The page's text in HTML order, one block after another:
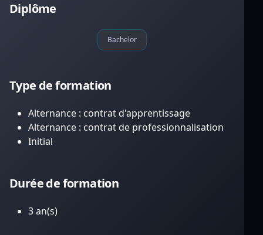
Diplôme
Bachelor
Type de formation
Alternance : contrat d'apprentissage
Alternance : contrat de professionnalisation
Initial
Durée de formation
3 an(s)